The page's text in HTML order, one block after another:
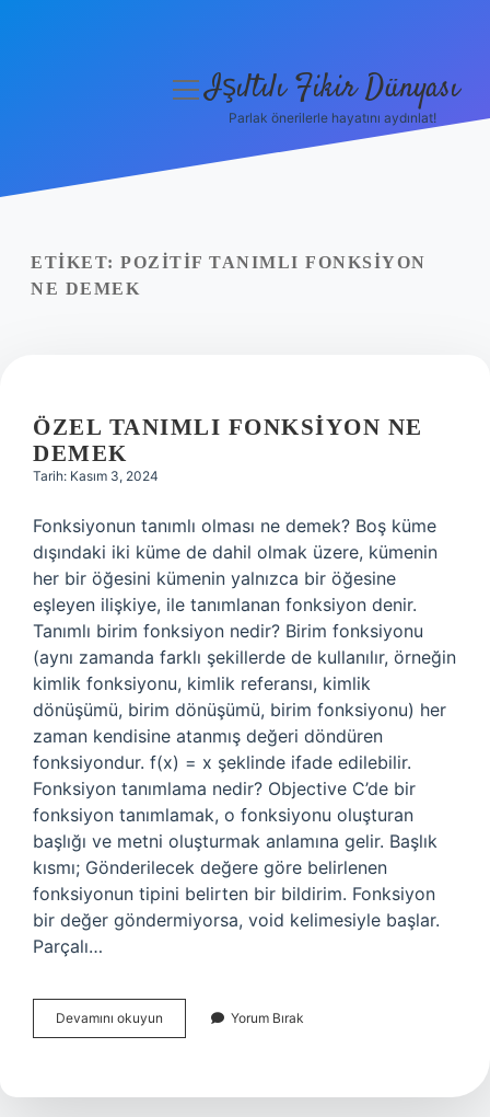
Yasal Uyarı
menüyüIşıltılı Fikir Dünyası
Parlak önerilerle hayatını aydınlat!
ETIKET: POZITIF TANIMLI FONKSIYON
NE DEMEK
ÖZEL TANIMLI FONKSIYON NE
DEMEK
Tarih: Kasım 3, 2024
Fonksiyonun tanımlı olması ne demek? Boş küme
dışındaki iki küme de dahil olmak üzere, kümenin
her bir öğesini kümenin yalnızca bir öğesine
eşleyen ilişkiye, ile tanımlanan fonksiyon denir.
Tanımlı birim fonksiyon nedir? Birim fonksiyonu
(aynı zamanda farklı şekillerde de kullanılır, örneğin
kimlik fonksiyonu, kimlik referansı, kimlik
dönüşümü, birim dönüşümü, birim fonksiyonu) her
zaman kendisine atanmış değeri döndüren
fonksiyondur. f(x) = x şeklinde ifade edilebilir.
Fonksiyon tanımlama nedir? Objective C’de bir
fonksiyon tanımlamak, o fonksiyonu oluşturan
başlığı ve metni oluşturmak anlamına gelir. Başlık
kısmı; Gönderilecek değere göre belirlenen
fonksiyonun tipini belirten bir bildirim. Fonksiyon
bir değer göndermiyorsa, void kelimesiyle başlar.
Parçalı…
Devamını okuyun
Tanımlı
Demek
Yorum Bırak